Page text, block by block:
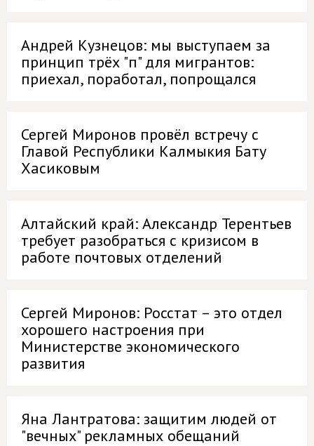
Андрей Кузнецов: мы выступаем за
принцип трёх "п" для мигрантов:
приехал, поработал, попрощался
Сергей Миронов провёл встречу с
Главой Республики Калмыкия Бату
Хасиковым
Алтайский край: Александр Терентьев
требует разобраться с кризисом в
работе почтовых отделений
Сергей Миронов: Росстат – это отдел
хорошего настроения при
Министерстве экономического
развития
Яна Лантратова: защитим людей от
"вечных" рекламных обещаний